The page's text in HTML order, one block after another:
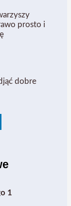
prosto i
dobre
1